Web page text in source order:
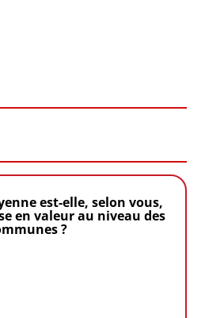
est-elle, selon vous,
en valeur au niveau des
?